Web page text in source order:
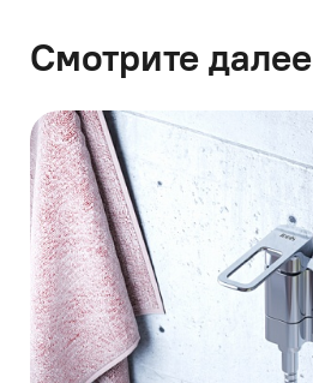
Смотрите далее